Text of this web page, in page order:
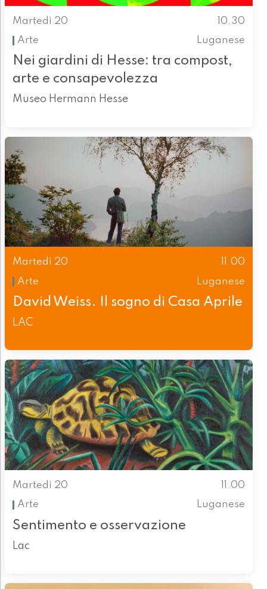
Martedì 20
10.30
Arte
Luganese
Nei giardini di Hesse: tra compost,
arte e consapevolezza
Museo Hermann Hesse
Martedì 20
11.00
Arte
Luganese
David Weiss. Il sogno di Casa Aprile
LAC
Martedì 20
11.00
Arte
Luganese
Sentimento e osservazione
Lac